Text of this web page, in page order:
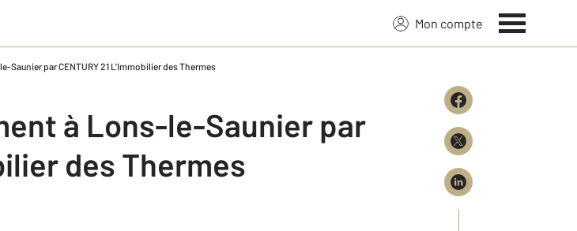
Mon compte
Saunier par CENTURY 21 L'Immobilier des Thermes
à Lons-le-Saunier par
des Thermes